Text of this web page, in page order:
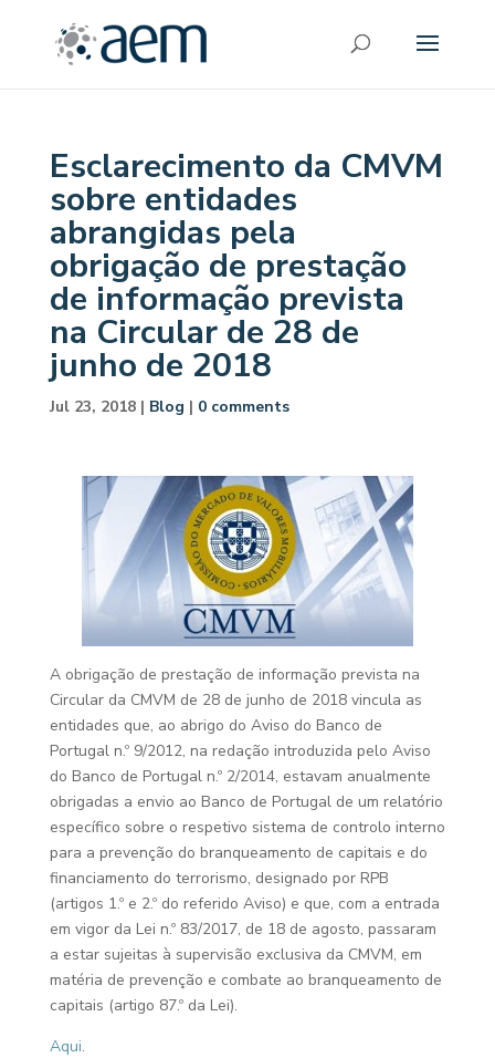
Esclarecimento da CMVM
sobre entidades
abrangidas pela
obrigação de prestação
de informação prevista
na Circular de 28 de
junho de 2018
Jul 23, 2018| Blog | 0 comments
A obrigação de prestação de informação prevista na
Circular da CMVM de 28 de junho de 2018 vincula as
entidades que, ao abrigo do Aviso do Banco de
Portugal n.º 9/2012, na redação introduzida pelo Aviso
do Banco de Portugal n.º 2/2014, estavam anualmente
obrigadas a envio ao Banco de Portugal de um relatório
específico sobre o respetivo sistema de controlo interno
para a prevenção do branqueamento de capitais e do
financiamento do terrorismo, designado por RPB
(artigos 1.º e 2.º do referido Aviso) e que, com a entrada
em vigor da Lei n.º 83/2017, de 18 de agosto, passaram
a estar sujeitas à supervisão exclusiva da CMVM, em
matéria de prevenção e combate ao branqueamento de
capitais (artigo 87.º da Lei).
Aqui.